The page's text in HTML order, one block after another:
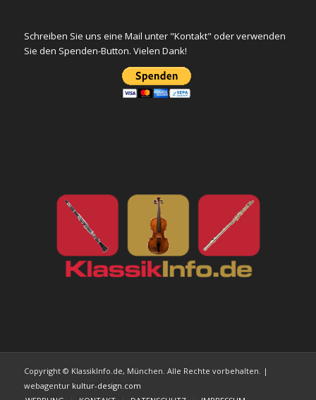
Schreiben Sie uns eine Mail unter "Kontakt" oder verwenden
Sie den Spenden-Button. Vielen Dank!
Copyright © KlassikInfo.de, München. Alle Rechte vorbehalten. |
webagentur kultur-design.com